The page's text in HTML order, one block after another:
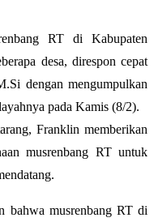
RT di Kabupaten
desa, direspon cepat
dengan mengumpulkan
pada Kamis (8/2).
Franklin memberikan
musrenbang RT untuk
datang.
bahwa musrenbang RT di